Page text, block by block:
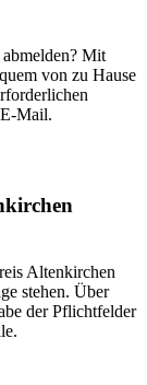
Mit
von zu Hause
Mail.
Altenkirchen
stehen. Über
der Pflichtfelder